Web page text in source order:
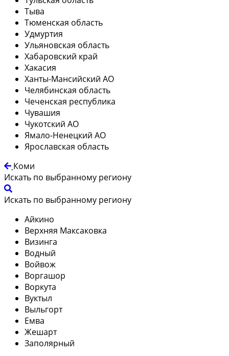
Тыва
Тюменская область
Удмуртия
Ульяновская область
Хабаровский край
Хакасия
Ханты-Мансийский АО
Челябинская область
Чеченская республика
Чувашия
Чукотский АО
Ямало-Ненецкий АО
Ярославская область
Коми
Искать по выбранному региону
Искать по выбранному региону
Айкино
Верхняя Максаковка
Визинга
Водный
Войвож
Воргашор
Воркута
Вуктыл
Выльгорт
Емва
Жешарт
Заполярный